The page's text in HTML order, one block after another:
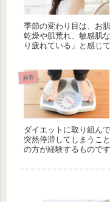
ピーターから支持され
季節の変わり目は、お
乾燥や肌荒れ、敏感肌
り疲れている」と感じ
新着
ダイエットに取り組ん
突然停滞してしまうこ
の方が経験するもので